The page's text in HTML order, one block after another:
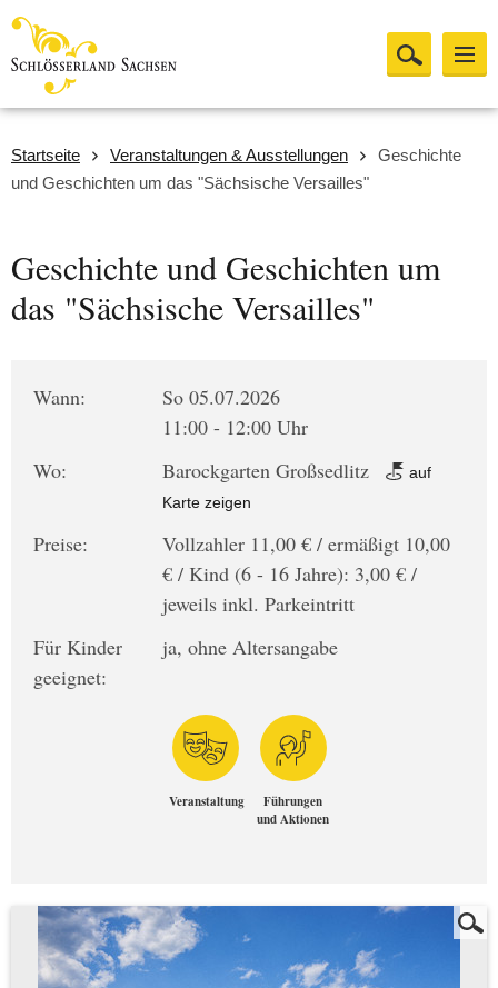
Startseite Veranstaltungen & Ausstellungen
Geschichte
und Geschichten um das "Sächsische Versailles"
Geschichte und Geschichten um
das "Sächsische Versailles"
Wann:
So 05.07.2026
11:00 - 12:00 Uhr
Wo:
Barockgarten Großsedlitz
auf
Karte zeigen
Preise:
Vollzahler 11,00 € / ermäßigt 10,00
€ / Kind (6 - 16 Jahre): 3,00 € /
jeweils inkl. Parkeintritt
Für Kinder
geeignet:
ja, ohne Altersangabe
Veranstaltung
Führungen
und Aktionen